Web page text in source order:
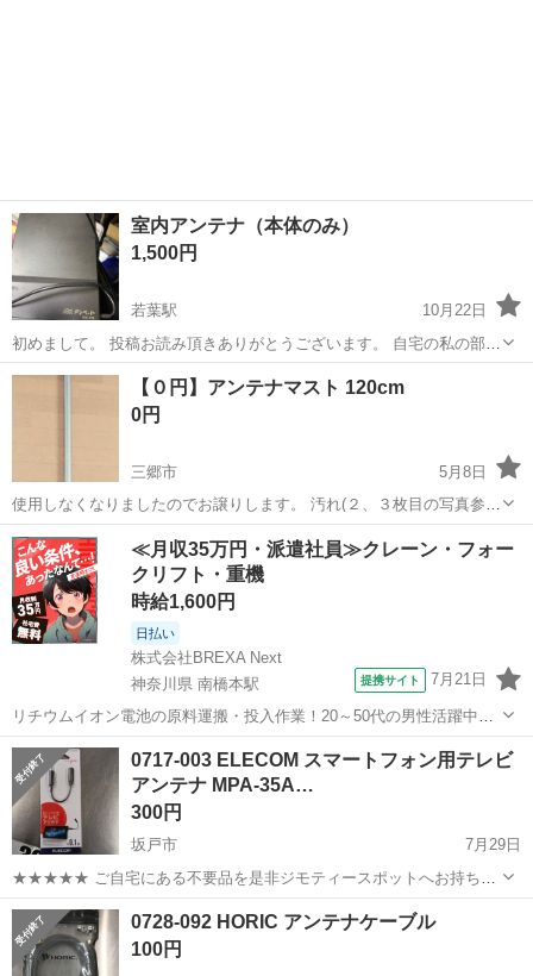
室内アンテナ（本体のみ）
1,500円
若葉駅
10月22日
初めまして。 投稿お読み頂きありがとうございます。 自宅の私の部屋
だけアンテナジャックがないため購入したしましたが全く受信レベル
が足りませんでした。 掃除の際に他付属は捨ててしまったため本体の
みの出品です。 USBでも...
埼玉 坂戸市 若葉駅 テレビ 私の部屋
【０円】アンテナマスト 120cm
0円
三郷市
5月8日
使用しなくなりましたのでお譲りします。 汚れ(２、３枚目の写真参
照)はございますが、大きな凹みはございません。 ■サイズ 外径 : 測っ
たら 26 mm 位でしたので規格的 25.4mm だと思います。 長さ :...
埼玉 三郷市 テレビ 譲り
≪月収35万円・派遣社員≫クレーン・フォー
クリフト・重機
時給1,600円
日払い
株式会社BREXA Next
神奈川県 南橋本駅
提携サイト 7月21日
リチウムイオン電池の原料運搬・投入作業！20～50代の男性活躍中★
ワンルーム寮完備！赴任旅費会社負担！年間休日130日★フォークリフ
ト免許お持ちの方、活躍中！就業先食堂利用可★《神奈川県相模原
市》 人気の工場のお仕事 ◇電...
神奈川 相模原市
0717-003 ELECOM スマートフォン用テレビ
アンテナ MPA-35A…
300円
坂戸市
7月29日
★★★★★ ご自宅にある不要品を是非ジモティースポットへお持ち込
みしませんか？ 家電、趣味・スポーツ・レジャー用品、こども用品、
衣料服飾品、生活雑貨、家具、本、CD・DVDなどが無料でまとめて持
ち込めます！ ※詳細はこ...
埼玉 坂戸市
0728-092 HORIC アンテナケーブル
100円